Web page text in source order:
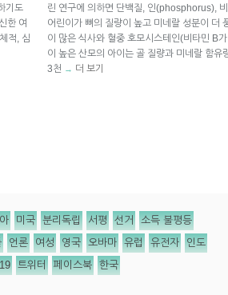
기도
한 여
적, 심
린 연구에 의하면 단백질, 인(phosphorus),
어린이가 뼈의 질량이 높고 미네랄 성분이 더
이 많은 식사와 혈중 호모시스테인(비타민 B
이 높은 산모의 아이는 골 질량과 미네랄 함
3천 → 더 보기
미국 분리독립 서평 선거 소득 불평등
언론 여성 영국 오바마 유럽 유전자 인도
트위터 페이스북 한국